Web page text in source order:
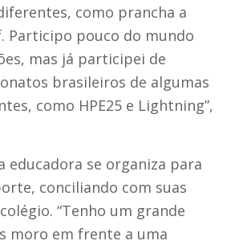
como prancha a
Participo pouco do mundo
mas já participei de
brasileiros de algumas
como HPE25 e Lightning”,
educadora se organiza para
conciliando com suas
“Tenho um grande
moro em frente a uma